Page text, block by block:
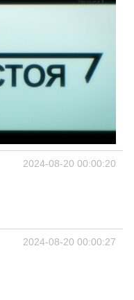
2024-08-20 00:00:20
2024-08-20 00:00:27